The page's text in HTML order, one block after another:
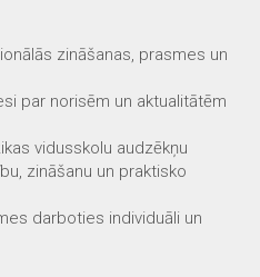
zināšanas, prasmes un
par norisēm un aktualitātēm
vidusskolu audzēkņu
zināšanu un praktisko
darboties individuāli un